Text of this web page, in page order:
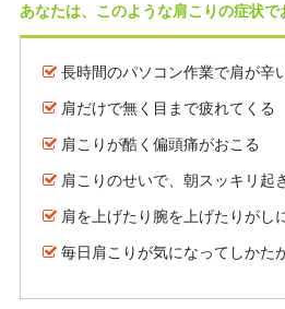
あなたは、このような肩こりの症状
長時間のパソコン作業で肩が辛
肩だけで無く目まで疲れてくる
肩こりが酷く偏頭痛がおこる
肩こりのせいで、朝スッキリ起
肩を上げたり腕を上げたりがし
毎日肩こりが気になってしかた